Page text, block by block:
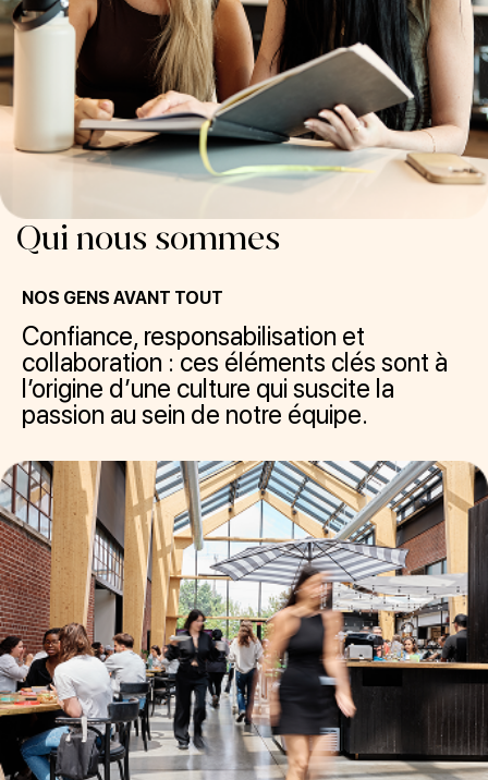
Qui nous sommes
NOS GENS AVANT TOUT
Confiance, responsabilisation et
collaboration : ces éléments clés sont à
l’origine d’une culture qui suscite la
passion au sein de notre équipe.